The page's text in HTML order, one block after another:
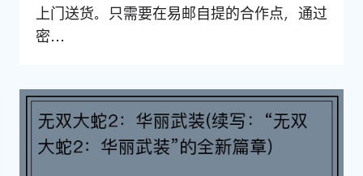
上门送货。只需要在易邮自提的合作点，通过
密...